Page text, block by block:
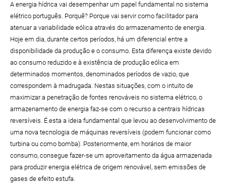
A energia hídrica vai desempenhar um papel fundamental no sistema
elétrico português. Porquê? Porque vai servir como facilitador para
atenuar a variabilidade eólica através do armazenamento de energia.
Hoje em dia, durante certos períodos, há um diferencial entre a
disponibilidade da produção e o consumo. Esta diferença existe devido
ao consumo reduzido e à existência de produção eólica em
determinados momentos, denominados períodos de vazio, que
correspondem à madrugada. Nestas situações, com o intuito de
maximizar a penetração de fontes renováveis no sistema elétrico, o
armazenamento de energia faz-se com o recurso a centrais hídricas
reversíveis. É esta a ideia fundamental que levou ao desenvolvimento de
uma nova tecnologia de máquinas reversíveis (podem funcionar como
turbina ou como bomba). Posteriormente, em horários de maior
consumo, consegue fazer-se um aproveitamento da água armazenada
para produzir energia elétrica de origem renovável, sem emissões de
gases de efeito estufa.